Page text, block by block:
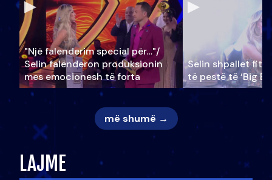
"Një falenderim special për…"/
Selin falënderon produksionin
mes emocionesh të forta
Selin shpallet
të pestë të ‘Big
më shumë →
LAJME